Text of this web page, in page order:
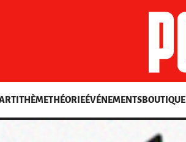
THÈMETHÉORIEÉVÉNEMENTSBOUTIQUE